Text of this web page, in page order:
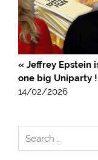
« Jeffrey Epstein
one big Uniparty !
14/02/2026